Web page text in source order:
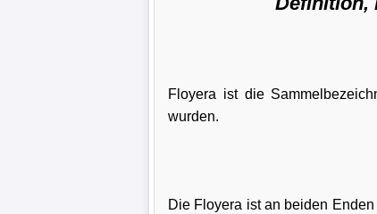
Floyera ist die
wurden.
Die Floyera ist an beiden